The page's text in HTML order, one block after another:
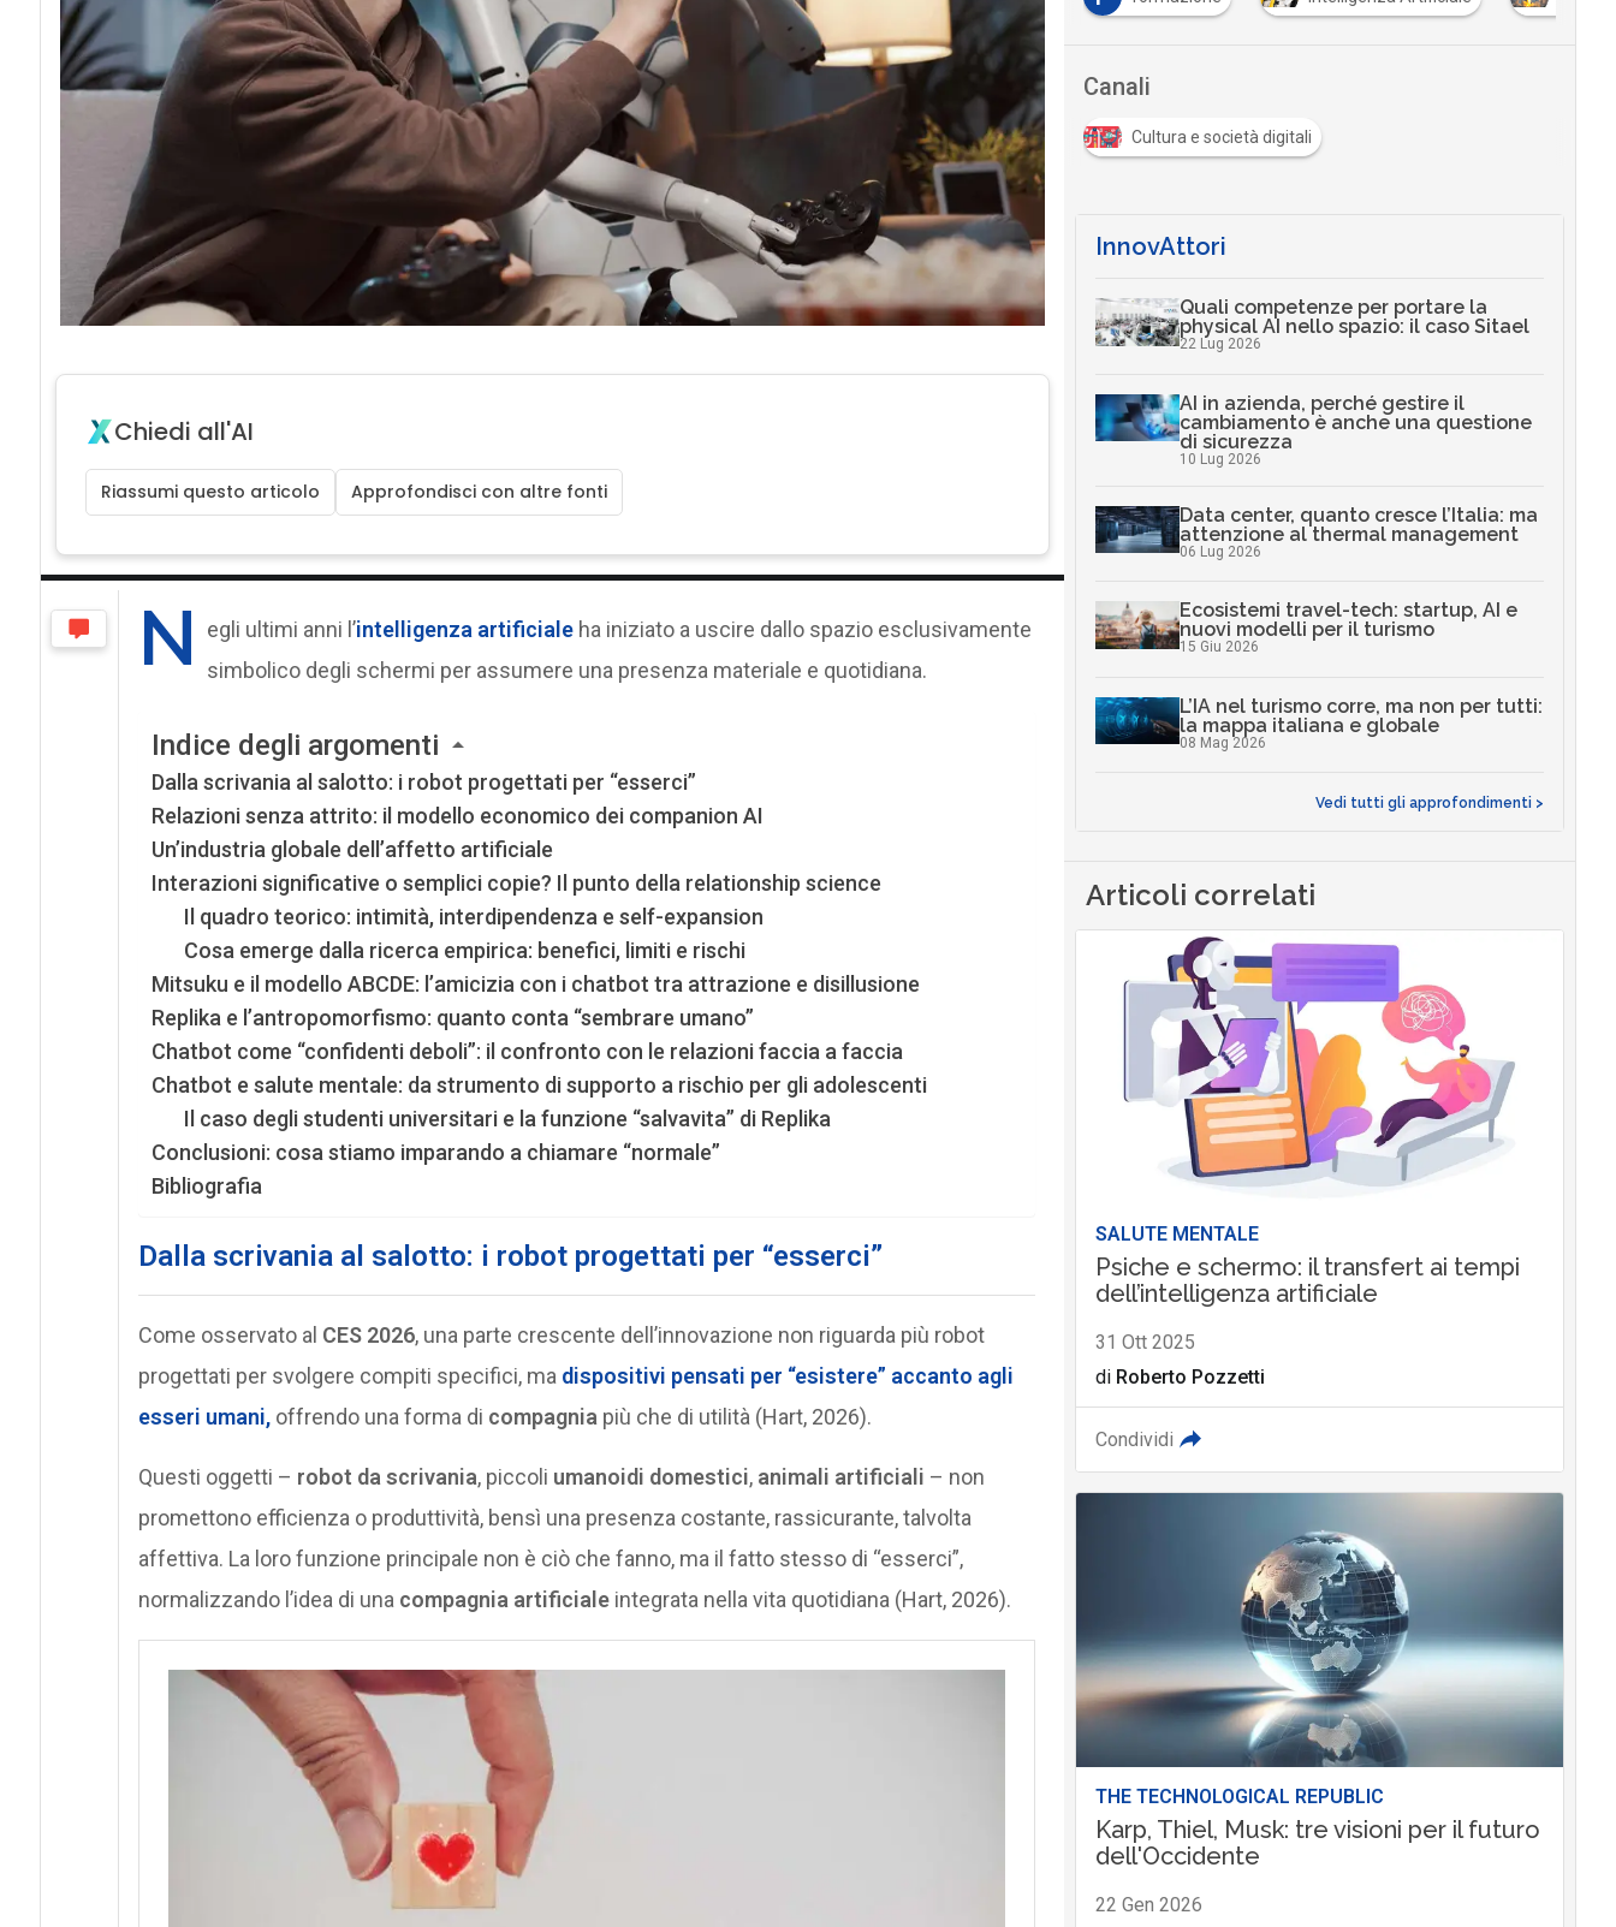
Chiedi all'AI
Riassumi questo articolo Approfondisci con altre fonti
N egli ultimi anni l’intelligenza artificialeha iniziato a uscire dallo spazio esclusivamente
simbolico degli schermi per assumere una presenza materiale e quotidiana.
Indice degli argomenti
Dalla scrivania al salotto: i robot progettati per “esserci”
Relazioni senza attrito: il modello economico dei companion AI
Un’industria globale dell’affetto artificiale
Interazioni significative o semplici copie? Il punto della relationship science
Il quadro teorico: intimità, interdipendenza e self-expansion
Cosa emerge dalla ricerca empirica: benefici, limiti e rischi
Mitsuku e il modello ABCDE: l’amicizia con i chatbot tra attrazione e disillusione
Replika e l’antropomorfismo: quanto conta “sembrare umano”
Chatbot come “confidenti deboli”: il confronto con le relazioni faccia a faccia
Chatbot e salute mentale: da strumento di supporto a rischio per gli adolescenti
Il caso degli studenti universitari e la funzione “salvavita” di Replika
Conclusioni: cosa stiamo imparando a chiamare “normale”
Bibliografia
Dalla scrivania al salotto: i robot progettati per “esserci”
Come osservato al CES 2026, una parte crescente dell’innovazione non riguarda più robot
progettati per svolgere compiti specifici, ma dispositivi pensati per “esistere” accanto agli
esseri umani,offrendo una forma di compagnia più che di utilità (Hart, 2026).
Questi oggetti – robot da scrivania, piccoli umanoidi domestici, animali artificiali – non
promettono efficienza o produttività, bensì una presenza costante, rassicurante, talvolta
affettiva. La loro funzione principale non è ciò che fanno, ma il fatto stesso di “esserci”,
normalizzando l’idea di una compagnia artificialeintegrata nella vita quotidiana (Hart, 2026).
Canali
Cultura e società digitali
InnovAttori
Quali competenze per portare la
physical AI nello spazio: il caso Sitael
22 Lug 2026
AI in azienda, perché gestire il
cambiamento è anche una questione
di sicurezza
10 Lug 2026
Data center, quanto cresce l’Italia: ma
attenzione al thermal management
06 Lug 2026
Ecosistemi travel-tech: startup, AI e
nuovi modelli per il turismo
15 Giu 2026
L’IA nel turismo corre, ma non per tutti:
la mappa italiana e globale
08 Mag 2026
Vedi tutti gli approfondimenti >
Articoli correlati
SALUTE MENTALE
Psiche e schermo: il transfert ai tempi
dell’intelligenza artificiale
31 Ott 2025
di Roberto Pozzetti
Condividi
THE TECHNOLOGICAL REPUBLIC
Karp, Thiel, Musk: tre visioni per il futuro
dell'Occidente
22 Gen 2026